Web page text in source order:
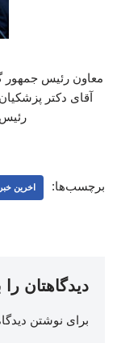
معاون رئیس جمهور
آقای دکتر
رئیس
برچسب‌ها: اخرین خبر
دیدگاهتان را
برای نوشتن